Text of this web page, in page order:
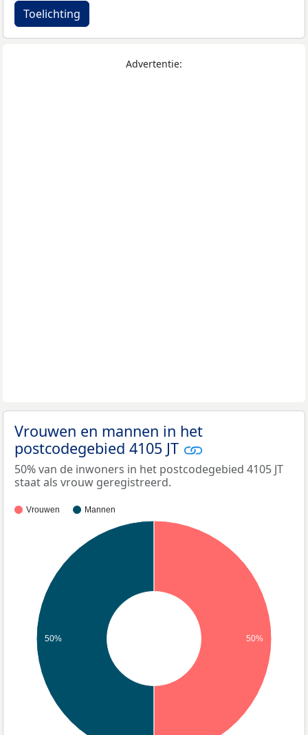
Toelichting
Advertentie:
Vrouwen en mannen in het
postcodegebied 4105 JT
50% van de inwoners in het postcodegebied 4105 JT
staat als vrouw geregistreerd.
Vrouwen Mannen
50% 50%